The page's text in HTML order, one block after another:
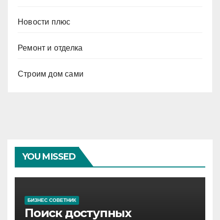
Новости плюс
Ремонт и отделка
Строим дом сами
YOU MISSED
БИЗНЕС СОВЕТНИК
Поиск доступных